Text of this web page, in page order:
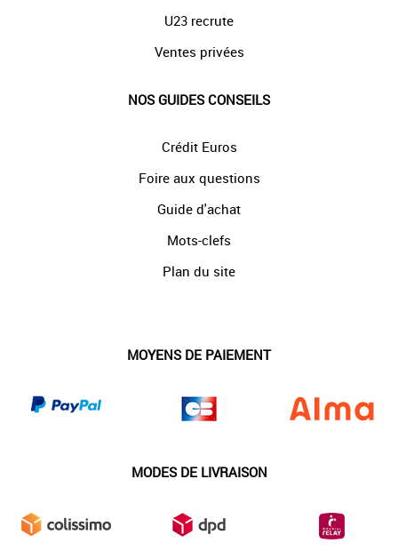
U23 recrute
Ventes privées
NOS GUIDES CONSEILS
Crédit Euros
Foire aux questions
Guide d'achat
Mots-clefs
Plan du site
MOYENS DE PAIEMENT
MODES DE LIVRAISON